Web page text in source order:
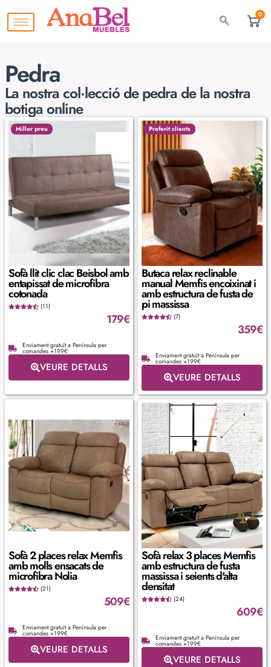
0
Pedra
La nostra col·lecció depedra de la nostra
botiga online
Millor preu
Sofà llit clic clac Beisbol amb
entapissat de microfibra
cotonada
(11)
179€
Enviament gratuït a Península per
comandes +199€
VEURE DETALLS
Preferit clients
Butaca relax reclinable
manual Memfis encoixinat i
amb estructura de fusta de
pi massissa
(7)
359€
Enviament gratuït a Península per
comandes +199€
VEURE DETALLS
Sofà 2 places relax Memfis
amb molls ensacats de
microfibra Nolia
(21)
509€
Enviament gratuït a Península per
comandes +199€
VEURE DETALLS
Sofà relax 3 places Memfis
amb estructura de fusta
massissa i seients d'alta
densitat
(24)
609€
Enviament gratuït a Península per
comandes +199€
VEURE DETALLS